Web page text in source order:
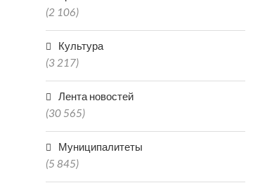
(2 106)
Культура
(3 217)
Лента новостей
(30 565)
Муниципалитеты
(5 845)